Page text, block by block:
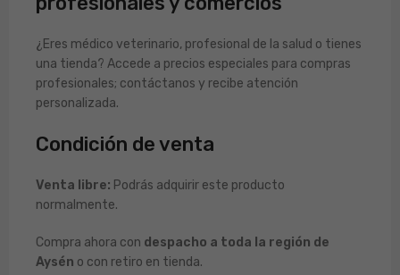
¿Eres médico veterinario, profesional de la salud o tienes
una tienda? Accede a precios especiales para compras
profesionales; contáctanos y recibe atención
personalizada.
Condición de venta
Venta libre: Podrás adquirir este producto
normalmente.
Compra ahora con despacho a toda la región de
Aysén o con retiro en tienda.